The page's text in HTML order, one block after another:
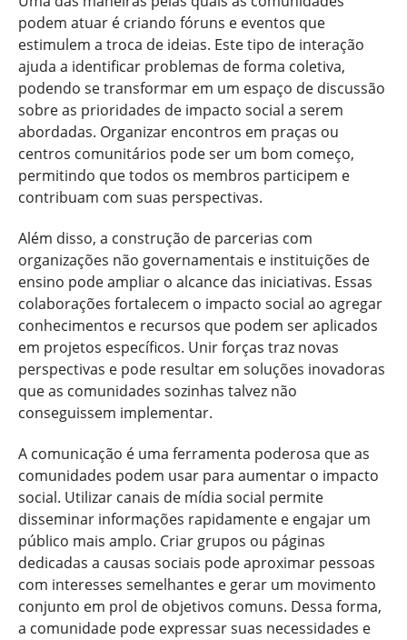
podem atuar é criando fóruns e eventos que
estimulem a troca de ideias. Este tipo de interação
ajuda a identificar problemas de forma coletiva,
podendo se transformar em um espaço de discussão
sobre as prioridades de impacto social a serem
abordadas. Organizar encontros em praças ou
centros comunitários pode ser um bom começo,
permitindo que todos os membros participem e
contribuam com suas perspectivas.
Além disso, a construção de parcerias com
organizações não governamentais e instituições de
ensino pode ampliar o alcance das iniciativas. Essas
colaborações fortalecem o impacto social ao agregar
conhecimentos e recursos que podem ser aplicados
em projetos específicos. Unir forças traz novas
perspectivas e pode resultar em soluções inovadoras
que as comunidades sozinhas talvez não
conseguissem implementar.
A comunicação é uma ferramenta poderosa que as
comunidades podem usar para aumentar o impacto
social. Utilizar canais de mídia social permite
disseminar informações rapidamente e engajar um
público mais amplo. Criar grupos ou páginas
dedicadas a causas sociais pode aproximar pessoas
com interesses semelhantes e gerar um movimento
conjunto em prol de objetivos comuns. Dessa forma,
a comunidade pode expressar suas necessidades e